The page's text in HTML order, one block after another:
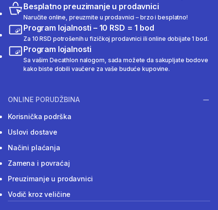
Besplatno preuzimanje u prodavnici
Naručite online, preuzmite u prodavnici – brzo i besplatno!
Program lojalnosti – 10 RSD = 1 bod
Za 10 RSD potrošenih u fizičkoj prodavnici ili online dobijate 1 bod.
Program lojalnosti
Sa vašim Decathlon nalogom, sada možete da sakupljate bodove
kako biste dobili vaučere za vaše buduće kupovine.
ONLINE PORUDŽBINA
Korisnička podrška
Uslovi dostave
Načini plaćanja
Zamena i povraćaj
Preuzimanje u prodavnici
Vodič kroz veličine